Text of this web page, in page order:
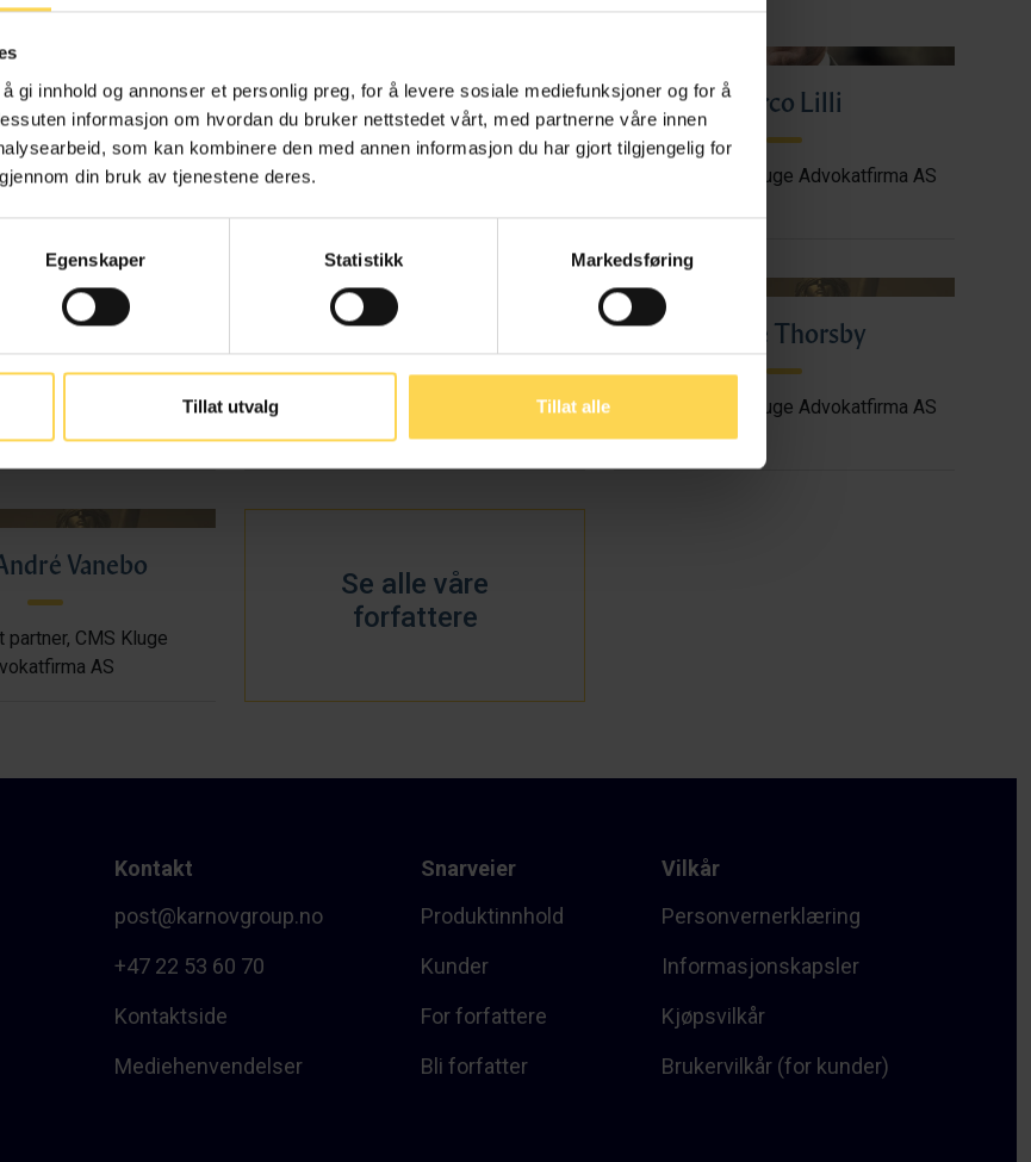
gi innhold og annonser et personlig preg, for å levere sosiale mediefunksjoner og for å
informasjon om hvordan du bruker nettstedet vårt, med partnerne våre innen
som kan kombinere den med annen informasjon du har gjort tilgjengelig for
din bruk av tjenestene deres.
Egenskaper Statistikk Markedsføring
Tillat utvalg Tillat alle
Aarli
Kluge Advokatfirma AS
Jonas Lesto
Advokatfullmektig, CMS Kluge
Marco Lilli
Partner, CMS Kluge Advokatfirma AS
Skare
CMS Kluge
AS
Anders Stenbrenden
Partner, CMS Kluge Advokatfirma AS
Marte Thorsby
Partner, CMS Kluge Advokatfirma AS
Vanebo
CMS Kluge
AS
Se alle våre
forfattere
Kontakt
post@karnovgroup.no
+47 22 53 60 70
Kontaktside
Mediehenvendelser
Snarveier
Produktinnhold
Kunder
For forfattere
Bli forfatter
Vilkår
Personvernerklæring
Informasjonskapsler
Kjøpsvilkår
Brukervilkår (for kunder)